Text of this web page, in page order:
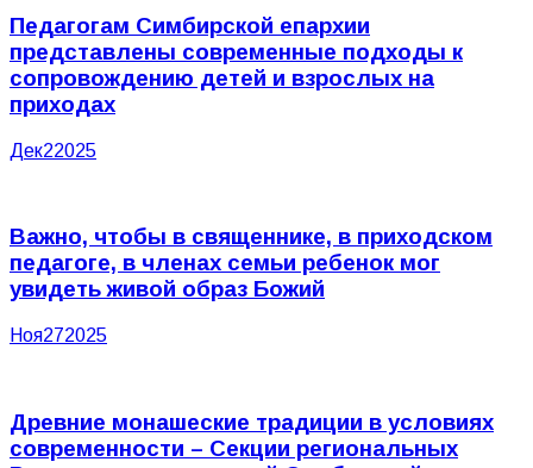
Педагогам Симбирской епархии
представлены современные подходы к
сопровождению детей и взрослых на
приходах
Дек22025
Важно, чтобы в священнике, в приходском
педагоге, в членах семьи ребенок мог
увидеть живой образ Божий
Ноя272025
Древние монашеские традиции в условиях
современности – Секции региональных